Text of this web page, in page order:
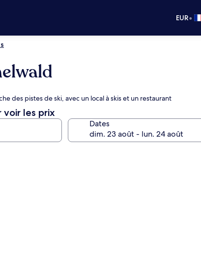
EUR•
des pistes de ski, avec un local à skis et un restaurant
voir les prix
Dates